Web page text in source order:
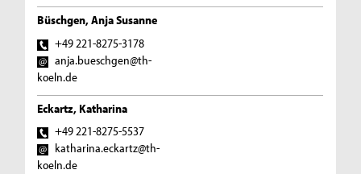
Büschgen, Anja Susanne
+49 221-8275-3178
anja.bueschgen@th-
koeln.de
Eckartz, Katharina
+49 221-8275-5537
katharina.eckartz@th-
koeln.de